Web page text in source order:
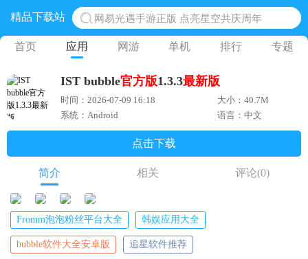
精品下载站
网易光遇手游正版 点亮星空共庆周年
黎明觉醒生机腾讯正版 黎明觉醒生机国际服
奥特曼王者传奇 正版奥特曼游戏
地铁跑酷体验服国际服 地铁跑酷体验服版本
首页 应用 网游 单机 排行 专题
IST bubble官方版1.3.3最新版
时间：2026-07-09 16:18
大小：40.7M
系统：Android
语言：中文
点击下载
简介 相关 评论(0)
Fromm泡泡粉丝平台大全 韩娱应用大全
bubble软件大全安卓版 追星软件推荐